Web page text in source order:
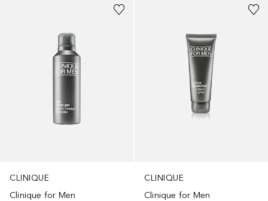
CLINIQUE
Clinique for Men
CLINIQUE
Clinique for Men